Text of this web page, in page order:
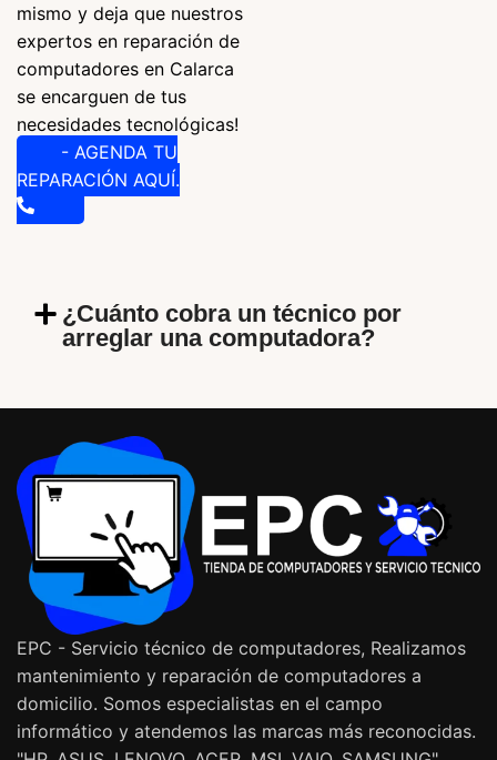
mismo y deja que nuestros
expertos en reparación de
computadores en Calarca
se encarguen de tus
necesidades tecnológicas!
- AGENDA TU
REPARACIÓN AQUÍ.
¿Cuánto cobra un técnico por
arreglar una computadora?
EPC - Servicio técnico de computadores, Realizamos
mantenimiento y reparación de computadores a
domicilio. Somos especialistas en el campo
informático y atendemos las marcas más reconocidas.